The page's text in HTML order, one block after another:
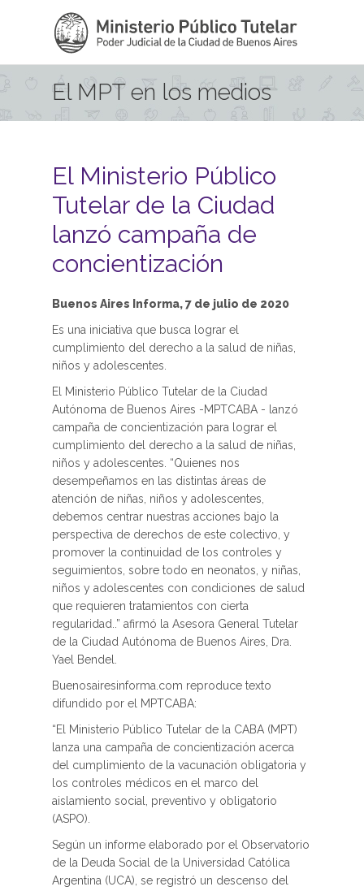
El MPT en los medios
El Ministerio Público
Tutelar de la Ciudad
lanzó campaña de
concientización
Buenos Aires Informa, 7 de julio de 2020
Es una iniciativa que busca lograr el
cumplimiento del derecho a la salud de niñas,
niños y adolescentes.
El Ministerio Público Tutelar de la Ciudad
Autónoma de Buenos Aires -MPTCABA - lanzó
campaña de concientización para lograr el
cumplimiento del derecho a la salud de niñas,
niños y adolescentes. “Quienes nos
desempeñamos en las distintas áreas de
atención de niñas, niños y adolescentes,
debemos centrar nuestras acciones bajo la
perspectiva de derechos de este colectivo, y
promover la continuidad de los controles y
seguimientos, sobre todo en neonatos, y niñas,
niños y adolescentes con condiciones de salud
que requieren tratamientos con cierta
regularidad..” afirmó la Asesora General Tutelar
de la Ciudad Autónoma de Buenos Aires, Dra.
Yael Bendel.
Buenosairesinforma.com reproduce texto
difundido por el MPTCABA:
“El Ministerio Público Tutelar de la CABA (MPT)
lanza una campaña de concientización acerca
del cumplimiento de la vacunación obligatoria y
los controles médicos en el marco del
aislamiento social, preventivo y obligatorio
(ASPO).
Según un informe elaborado por el Observatorio
de la Deuda Social de la Universidad Católica
Argentina (UCA), se registró un descenso del